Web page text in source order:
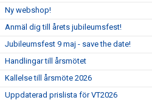
Ny webshop!
Anmäl dig till årets jubileumsfest!
Jubileumsfest 9 maj - save the date!
Handlingar till årsmötet
Kallelse till årsmöte 2026
Uppdaterad prislista för VT2026